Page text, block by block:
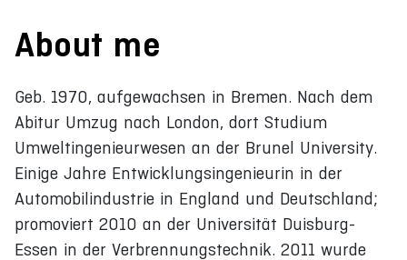
About me
Geb. 1970, aufgewachsen in Bremen. Nach dem
Abitur Umzug nach London, dort Studium
Umweltingenieurwesen an der Brunel University.
Einige Jahre Entwicklungsingenieurin in der
Automobilindustrie in England und Deutschland;
promoviert 2010 an der Universität Duisburg-
Essen in der Verbrennungstechnik. 2011 wurde